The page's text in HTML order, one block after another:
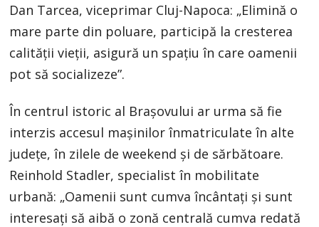
Dan Tarcea, viceprimar Cluj-Napoca: „Elimină o
mare parte din poluare, participă la cresterea
calității vieții, asigură un spațiu în care oamenii
pot să socializeze”.
În centrul istoric al Brașovului ar urma să fie
interzis accesul mașinilor înmatriculate în alte
județe, în zilele de weekend și de sărbătoare.
Reinhold Stadler, specialist în mobilitate
urbană: „Oamenii sunt cumva încântați și sunt
interesați să aibă o zonă centrală cumva redată